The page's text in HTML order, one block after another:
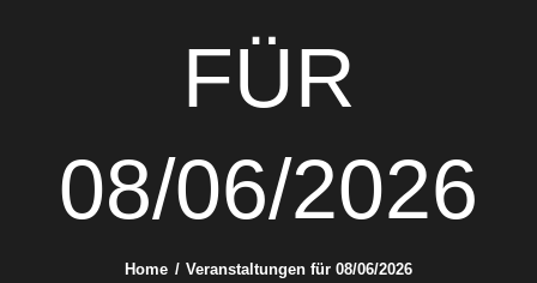
FÜR
08/06/2026
Home Veranstaltungen für 08/06/2026